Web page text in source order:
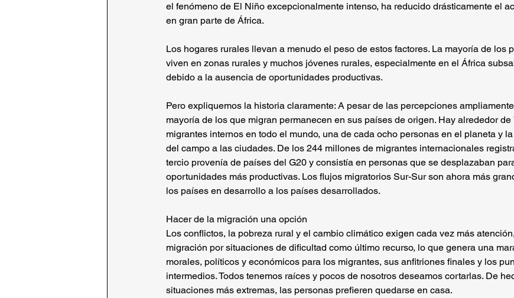
el fenómeno de El Niño excepcionalmente intenso, ha reducido drásticamente el
en gran parte de África.
Los hogares rurales llevan a menudo el peso de estos factores. La mayoría de los
viven en zonas rurales y muchos jóvenes rurales, especialmente en el África
debido a la ausencia de oportunidades productivas.
Pero expliquemos la historia claramente: A pesar de las percepciones
mayoría de los que migran permanecen en sus países de origen. Hay alrededor
migrantes internos en todo el mundo, una de cada ocho personas en el planeta y
del campo a las ciudades. De los 244 millones de migrantes internacionales
tercio provenía de países del G20 y consistía en personas que se desplazaban
oportunidades más productivas. Los flujos migratorios Sur-Sur son ahora más
los países en desarrollo a los países desarrollados.
Hacer de la migración una opción
Los conflictos, la pobreza rural y el cambio climático exigen cada vez más
migración por situaciones de dificultad como último recurso, lo que genera una
morales, políticos y económicos para los migrantes, sus anfitriones finales y los
intermedios. Todos tenemos raíces y pocos de nosotros deseamos cortarlas. De
situaciones más extremas, las personas prefieren quedarse en casa.